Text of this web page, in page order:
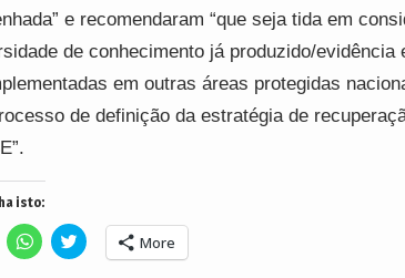
e recomendaram “que seja tida em
de conhecimento já produzido/evidência
em outras áreas protegidas
de definição da estratégia de
isto:
Click
to
Click
to
share
More